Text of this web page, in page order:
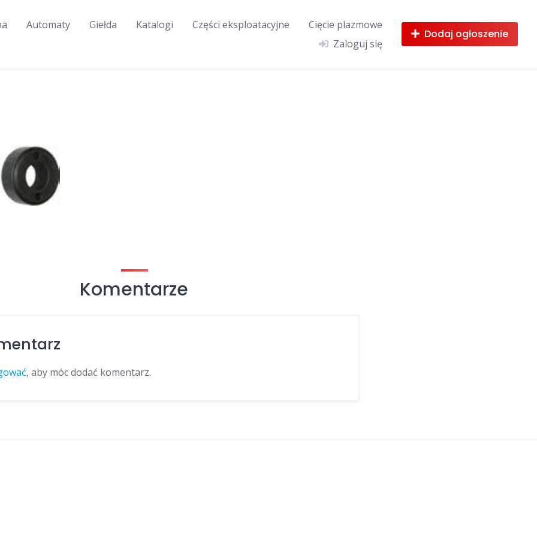
Automaty Giełda Katalogi Części eksploatacyjne
Cięcie plazmowe
Zaloguj się
Dodaj ogłoszenie
Komentarze
, aby móc dodać komentarz.